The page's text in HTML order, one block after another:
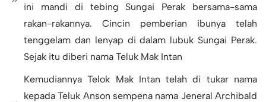
ini mandi di tebing Sungai Perak bersama-sama
rakan-rakannya. Cincin pemberian ibunya telah
tenggelam dan lenyap di dalam lubuk Sungai Perak.
Sejak itu diberi nama Teluk Mak Intan
Kemudiannya Telok Mak Intan telah di tukar nama
kepada Teluk Anson sempena nama Jeneral Archibald